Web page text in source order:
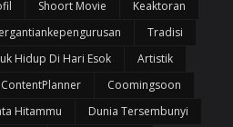
Shoort Movie
Keaktoran
Tradisi
Hidup Di Hari Esok
Artistik
ContentPlanner
Coomingsoon
Hitammu
Dunia Tersembunyi